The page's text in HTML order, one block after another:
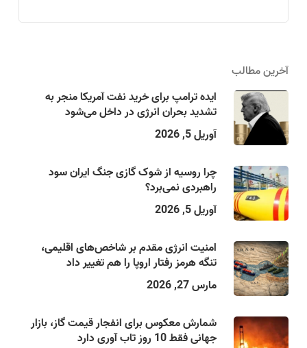
آخرین مطالب
ایده ترامپ برای خرید نفت آمریکا منجر به
تشدید بحران انرژی در داخل می‌شود
آوریل 5, 2026
چرا روسیه از شوک گازی جنگ ایران سود
راهبردی نمی‌برد؟
آوریل 5, 2026
امنیت انرژی مقدم بر شاخص‌های اقلیمی،
تنگه هرمز رفتار اروپا را هم تغییر داد
مارس 27, 2026
شمارش معکوس برای انفجار قیمت گاز، بازار
جهانی فقط 10 روز تاب آوری دارد